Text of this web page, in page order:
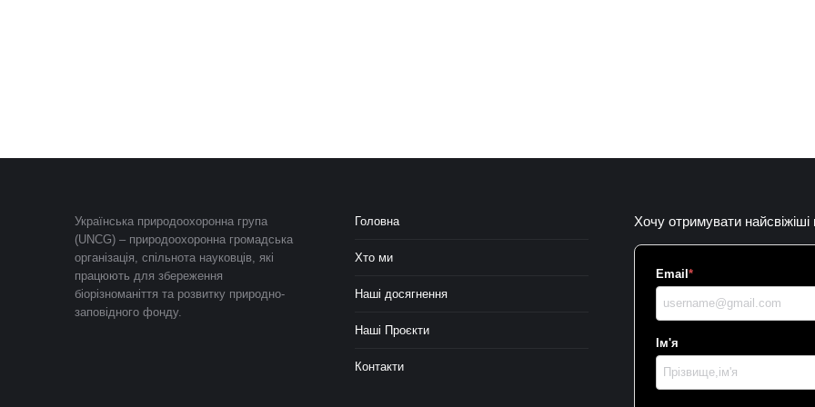
Українська природоохоронна група
(UNCG) – природоохоронна громадська
організація, спільнота науковців, які
працюють для збереження
біорізноманіття та розвитку природно-
заповідного фонду.
Головна
Хто ми
Наші досягнення
Наші Проєкти
Контакти
Хочу отримувати найсвіжіші
Email*
Ім'я